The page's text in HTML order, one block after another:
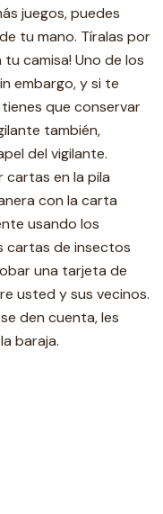
juegos, puedes
tu mano. Tíralas por
camisa! Uno de los
embargo, y si te
que conservar
también,
del vigilante.
cartas en la pila
con la carta
usando los
cartas de insectos
una tarjeta de
usted y sus vecinos.
den cuenta, les
baraja.